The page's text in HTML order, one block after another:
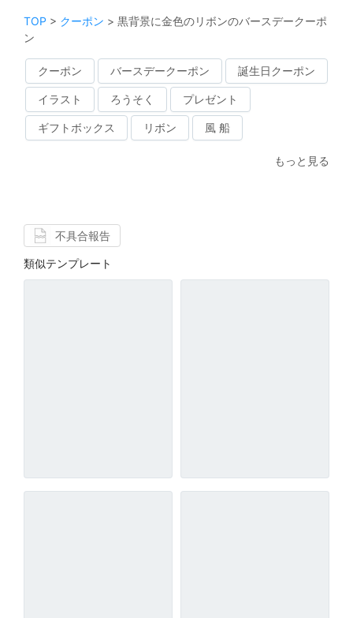
TOP > クーポン > 黒背景に金色のリボンのバースデークーポ
ン
クーポン バースデークーポン 誕生日クーポン
イラスト ろうそく プレゼント
ギフトボックス リボン 風 船
もっと見る
不具合報告
類似テンプレート